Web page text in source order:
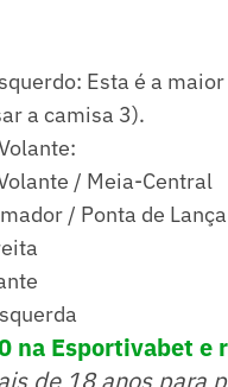
Esta é a
a camisa 3).
/ Meia-Central
/ Ponta de Lança
na Esportivabet e
de 18 anos para